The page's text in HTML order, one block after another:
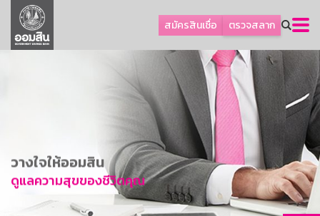
สมัครสินเชื่อ ตรวจสลาก
ลูกค้าธุรกิจ
ลูกค้าผู้ประกอบรายย่อย
การพัฒนาที่ยั่งยืน
ข่าวสาร
บริการทางการเงิน
วางใจให้ออมสิน
ดูแลความสุขของชีวิตคุณ